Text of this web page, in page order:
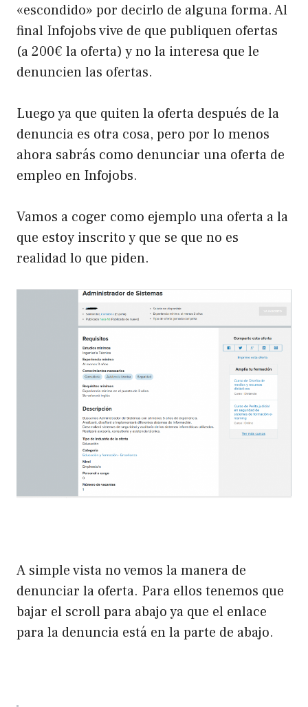
«escondido» por decirlo de alguna forma. Al
final Infojobs vive de que publiquen ofertas
(a 200€ la oferta) y no la interesa que le
denuncien las ofertas.
Luego ya que quiten la oferta después de la
denuncia es otra cosa, pero por lo menos
ahora sabrás como denunciar una oferta de
empleo en Infojobs.
Vamos a coger como ejemplo una oferta a la
que estoy inscrito y que se que no es
realidad lo que piden.
A simple vista no vemos la manera de
denunciar la oferta. Para ellos tenemos que
bajar el scroll para abajo ya que el enlace
para la denuncia está en la parte de abajo.